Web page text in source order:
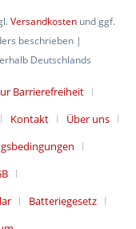
Versandkosten und ggf.
beschrieben |
Deutschlands
Barrierefreiheit
Kontakt
Über uns
Batteriegesetz